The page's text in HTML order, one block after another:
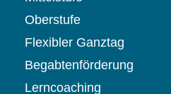
Oberstufe
Flexibler Ganztag
Begabtenförderung
Lerncoaching